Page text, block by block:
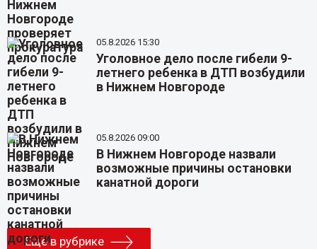
05.8.2026 15:30
Уголовное дело после гибели 9-
летнего ребенка в ДТП возбудили
в Нижнем Новгороде
05.8.2026 09:00
В Нижнем Новгороде назвали
возможные причины остановки
канатной дороги
Еще в рубрике